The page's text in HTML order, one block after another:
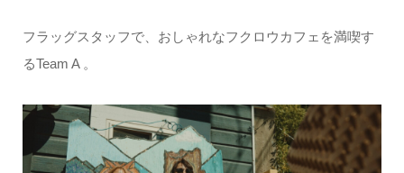
フラッグスタッフで、おしゃれなフクロウカフェを満喫す
るTeam A 。